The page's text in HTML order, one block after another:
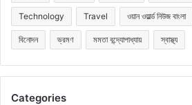
Technology Travel ওয়ান ওয়ার্ল্ড নিউজ বাংলা
বিনোদন ভ্রমণ মমতা বন্দ্যোপাধ্যায় স্বাস্থ্য
Categories